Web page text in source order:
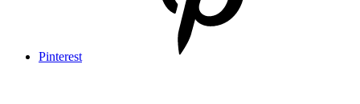
Pinterest